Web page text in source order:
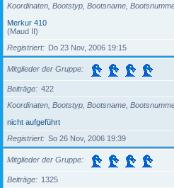
Koordinaten, Bootstyp, Bootsname,
Merkur 410
(Maud II)
Registriert
Do 23 Nov, 2006 19:15
Mitglieder der Gruppe
Beiträge
422
Koordinaten, Bootstyp, Bootsname,
nicht aufgeführt
Registriert
So 26 Nov, 2006 19:39
Mitglieder der Gruppe
Beiträge
1325